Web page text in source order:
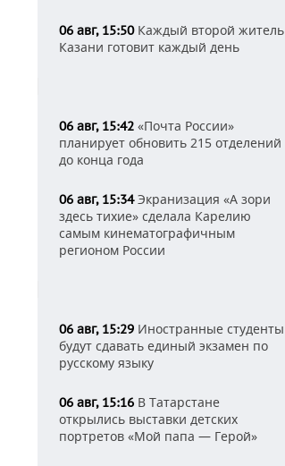
06 авг, 15:50Каждый второй житель
Казани готовит каждый день
06 авг, 15:42 «Почта России»
планирует обновить 215 отделений
до конца года
06 авг, 15:34Экранизация «А зори
здесь тихие» сделала Карелию
самым кинематографичным
регионом России
06 авг, 15:29 Иностранные студенты
будут сдавать единый экзамен по
русскому языку
06 авг, 15:16 В Татарстане
открылись выставки детских
портретов «Мой папа — Герой»